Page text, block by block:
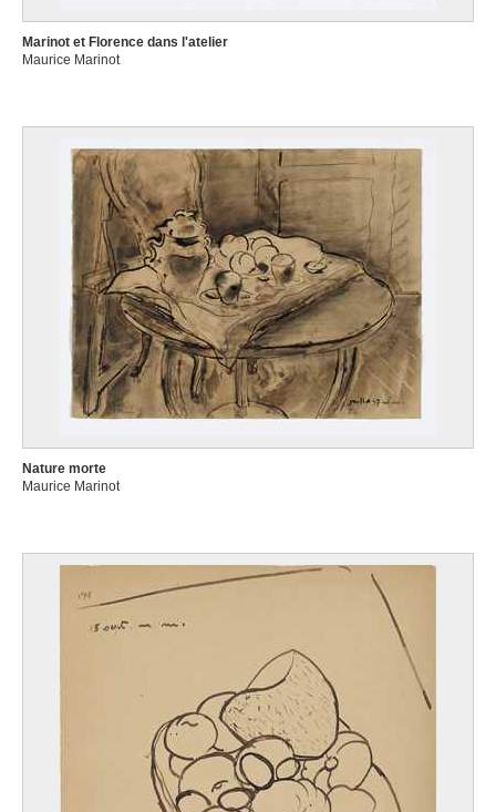
Marinot et Florence dans l'atelier
Maurice Marinot
Nature morte
Maurice Marinot